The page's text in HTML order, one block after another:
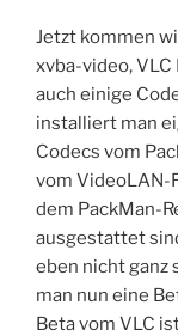
Jetzt kommen
xvba-video, VLC
auch einige
installiert man
Codecs vom
vom VideoLAN-
dem PackMan-
ausgestattet
eben nicht ganz
man nun eine
Beta vom VLC